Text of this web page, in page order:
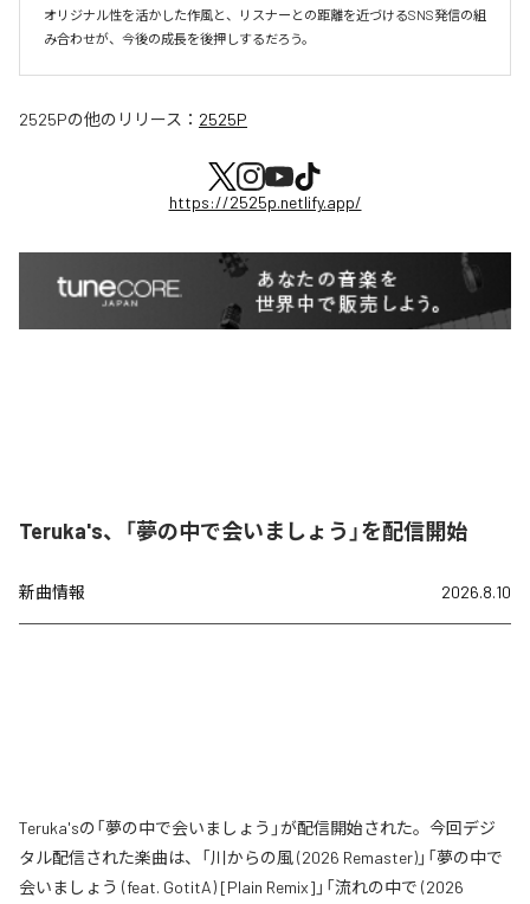
オリジナル性を活かした作風と、リスナーとの距離を近づけるSNS発信の組
み合わせが、今後の成長を後押しするだろう。
2525Pの他のリリース： 2525P
https://2525p.netlify.app/
Teruka's、「夢の中で会いましょう」を配信開始
新曲情報 2026.8.10
Teruka'sの「夢の中で会いましょう」が配信開始された。今回デジ
タル配信された楽曲は、「川からの風 (2026 Remaster)」「夢の中で
会いましょう (feat. GotitA) [Plain Remix]」「流れの中で (2026